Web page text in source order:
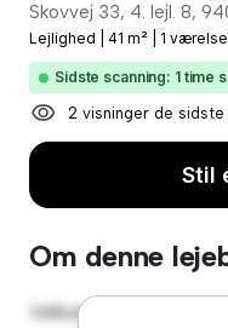
Skovvej 33, 4. lejl. 8,
Lejlighed 41 m² 1 værelse
Sidste scanning: 1 time
2 visninger de
Stil
Om denne
Velkommen til dit nye